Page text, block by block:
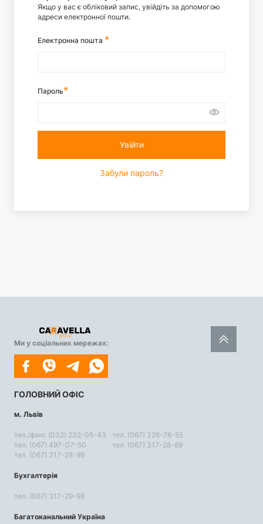
Якщо у вас є обліковий запис, увійдіть за допомогою
адреси електронної пошти.
Електронна пошта
Пароль
Увійти
Забули пароль?
Ми у соціальних мережах:
ГОЛОВНИЙ ОФІС
м. Львів
тел./факс (032) 232-05-43
тел. (067) 497-07-50
тел. (067) 317-28-99
тел. (067) 326-76-55
тел. (067) 317-28-89
Бухгалтерія
тел. (067) 317-29-98
Багатоканальний Україна